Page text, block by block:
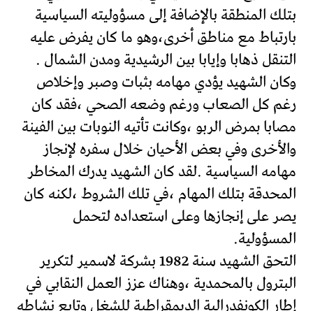
بتلك المنطقة بالإضافة إلى مسؤوليته السياسية
بارتباط مع مناطق أخرى،وهو ما كان يفرض عليه
التنقل ذهابا وإيابا بين الرشيدية ومدن الشمال .
وكان الشهيد يؤدي مهامه بثبات وصبر وإخلاص
رغم كل الصعاب ورغم وضعه الصحي ،فقد كان
مصابا بمرض الربو ،وكانت تأتيه النوبات بين الفينة
والأخرى وفي بعض الأحيان خلال سفره لإنجاز
مهامه السياسية .لقد كان الشهيد يدرك المخاطر
المحدقة بتلك المهام ،في تلك الشروط ،لكنه كان
يصر على إنجازها وعلى استعداده لتحمل
المسؤولية.
التحق الشهيد سنة 1982 بشركة لاسمير لتكرير
البترول بالمحمدية ،وهناك عزز العمل النقابي في